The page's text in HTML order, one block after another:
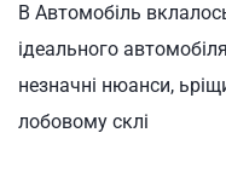
В Автомобіль
ідеального
незначні нюанси,
лобовому склі